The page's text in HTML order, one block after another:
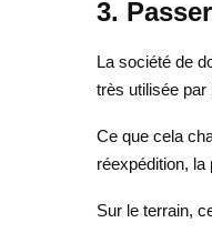
3.
La société de
très utilisée par
Ce que cela
réexpédition, la
Sur le terrain,